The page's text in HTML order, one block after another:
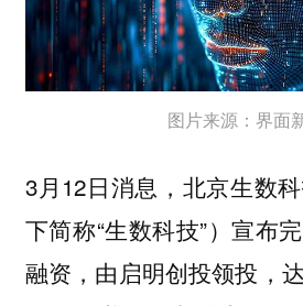
图片来源：界面
3月12日消息，北京生数
下简称“生数科技”）宣布
融资，由启明创投领投，